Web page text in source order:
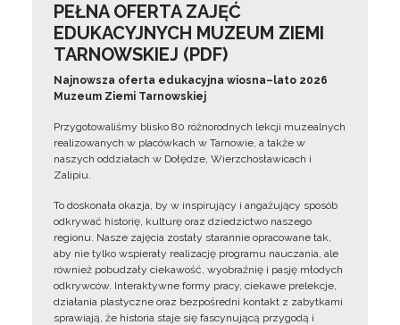
PEŁNA OFERTA ZAJĘĆ
EDUKACYJNYCH MUZEUM ZIEMI
TARNOWSKIEJ (PDF)
Najnowsza oferta edukacyjna wiosna–lato 2026
Muzeum Ziemi Tarnowskiej
Przygotowaliśmy blisko 80 różnorodnych lekcji muzealnych
realizowanych w placówkach w Tarnowie, a także w
naszych oddziałach w Dołędze, Wierzchosławicach i
Zalipiu.
To doskonała okazja, by w inspirujący i angażujący sposób
odkrywać historię, kulturę oraz dziedzictwo naszego
regionu. Nasze zajęcia zostały starannie opracowane tak,
aby nie tylko wspierały realizację programu nauczania, ale
również pobudzały ciekawość, wyobraźnię i pasję młodych
odkrywców. Interaktywne formy pracy, ciekawe prelekcje,
działania plastyczne oraz bezpośredni kontakt z zabytkami
sprawiają, że historia staje się fascynującą przygodą i